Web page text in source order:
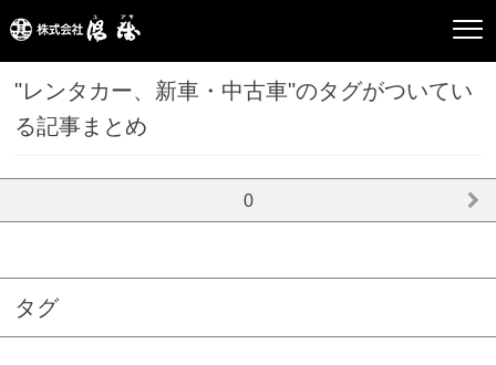
"レンタカー、新車・中古車"のタグがついてい
る記事まとめ
0
タグ